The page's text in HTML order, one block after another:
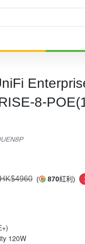
8-
HK$4960 ( 870紅利)
120W